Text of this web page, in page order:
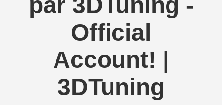
Official
Account! |
3DTuning